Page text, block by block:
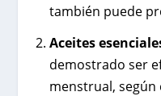
también puede
Aceites
demostrado ser
menstrual,